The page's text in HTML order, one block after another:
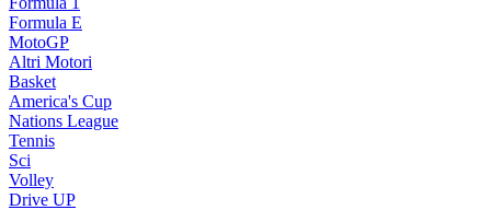
Formula E
MotoGP
Altri Motori
Basket
America's Cup
Nations League
Tennis
Sci
Volley
Drive UP